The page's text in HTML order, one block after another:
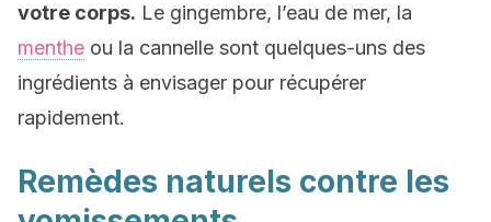
votre corps. Le gingembre, l’eau de mer, la
menthe ou la cannelle sont quelques-uns des
ingrédients à envisager pour récupérer
rapidement.
Remèdes naturels contre les